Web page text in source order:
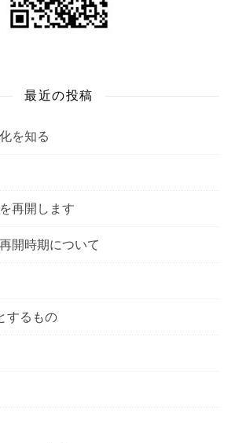
最近の投稿
を知る
再開します
開時期について
するもの